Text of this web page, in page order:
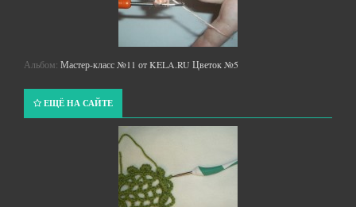
Альбом: Мастер-класс №11 от KELA.RU Цветок №5
ЕЩЁ НА САЙТЕ